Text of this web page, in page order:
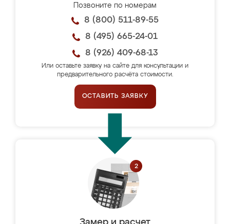
Позвоните по номерам
8 (800) 511-89-55
8 (495) 665-24-01
8 (926) 409-68-13
Или оставьте заявку на сайте для консультации и
предварительного расчёта стоимости.
ОСТАВИТЬ ЗАЯВКУ